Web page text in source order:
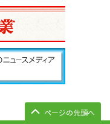
ページの先頭へ